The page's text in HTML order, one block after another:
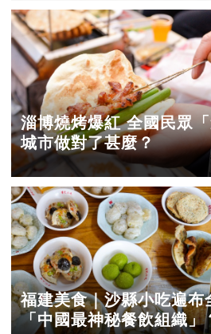
淄博燒烤爆紅 全國民眾
城市做對了甚麼？
福建美食｜沙縣小吃遍布
「中國最神秘餐飲組織」